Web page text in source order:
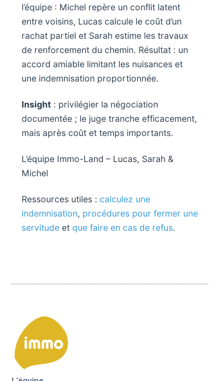
l’équipe : Michel repère un conflit latent
entre voisins, Lucas calcule le coût d’un
rachat partiel et Sarah estime les travaux
de renforcement du chemin. Résultat : un
accord amiable limitant les nuisances et
une indemnisation proportionnée.
Insight : privilégier la négociation
documentée ; le juge tranche efficacement,
mais après coût et temps importants.
L’équipe Immo-Land – Lucas, Sarah &
Michel
Ressources utiles : calculez une
indemnisation, procédures pour fermer une
servitude et que faire en cas de refus.